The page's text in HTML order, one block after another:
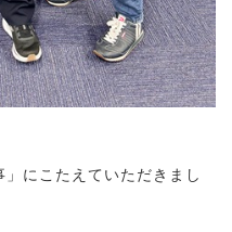
」にこたえていただきまし